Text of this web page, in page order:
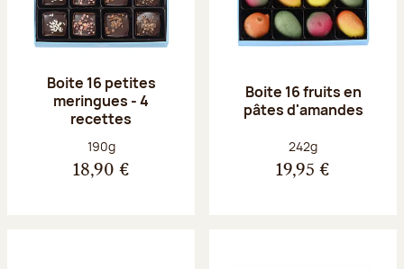
Boite 16 petites
meringues - 4
recettes
Poids net :
190g
18,90 €
Boite 16 fruits en
pâtes d'amandes
Poids net :
242g
19,95 €